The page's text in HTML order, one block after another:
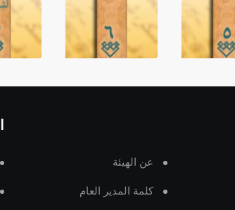
عن الهيئة
كلمة المدير العام